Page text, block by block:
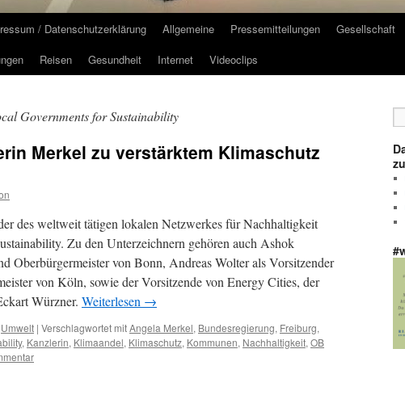
/ Datenschutzerklärung Allgemeine Pressemitteilungen Gesellschaft
Reisen Gesundheit Internet Videoclips
Governments for Sustainability
Merkel zu verstärktem Klimaschutz
des weltweit tätigen lokalen Netzwerkes für Nachhaltigkeit
Zu den Unterzeichnern gehören auch Ashok
Oberbürgermeister von Bonn, Andreas Wolter als Vorsitzender
von Köln, sowie der Vorsitzende von Energy Cities, der
Würzner. Weiterlesen →
Umwelt | Verschlagwortet mitAngela Merkel, Bundesregierung, Freiburg,
, Kanzlerin, Klimaandel, Klimaschutz, Kommunen, Nachhaltigkeit, OB